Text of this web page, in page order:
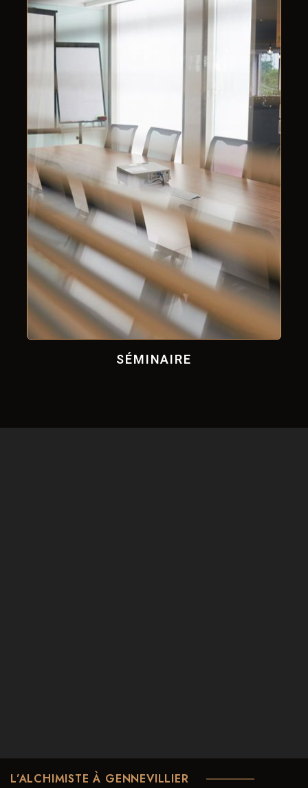
SÉMINAIRE
L’ALCHIMISTE À GENNEVILLIER